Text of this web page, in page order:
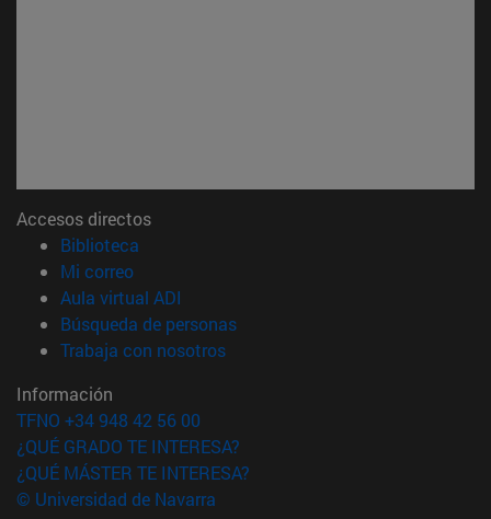
Accesos directos
Biblioteca
Mi correo(abre en nueva ventana)
Aula virtual ADI
Búsqueda de personas(abre en nueva ventana)
Trabaja con nosotros(abre en nueva ventana)
Información
TFNO +34 948 42 56 00
¿QUÉ GRADO TE INTERESA?
¿QUÉ MÁSTER TE INTERESA?
© Universidad de Navarra